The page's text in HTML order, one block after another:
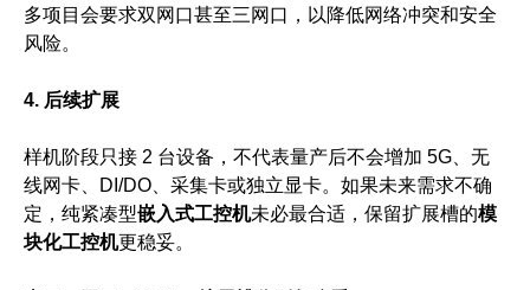
多项目会要求双网口甚至三网口，以降低网络冲突和安全
风险。
4. 后续扩展
样机阶段只接 2 台设备，不代表量产后不会增加 5G、无
线网卡、DI/DO、采集卡或独立显卡。如果未来需求不确
定，纯紧凑型嵌入式工控机未必最合适，保留扩展槽的模
块化工控机更稳妥。